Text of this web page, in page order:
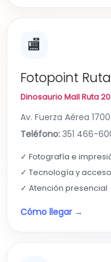
🏬
Fotopoint
Dinosaurio Mall Ruta 20
Av. Fuerza Aérea
Teléfono: 351 466-
✓ Fotografía e
✓ Tecnología y
✓ Atención presencial
Cómo llegar →